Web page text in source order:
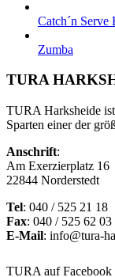
Catch´n Serve
Zumba
TURA
TURA Harksheide
Sparten einer der
Anschrift:
Am Exerzierplatz 16
22844 Norderstedt
Tel: 040 / 525 21 18
Fax: 040 / 525 62 03
E-Mail: info@tura-
TURA auf Facebook